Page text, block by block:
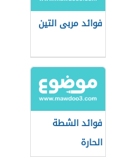
فوائد مربى التين
فوائد الشطة
الحارة